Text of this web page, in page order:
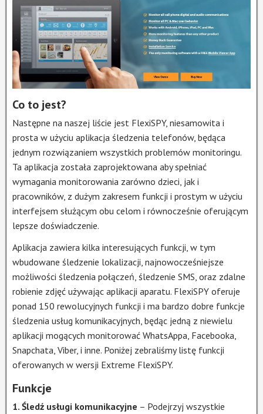
Co to jest?
Następne na naszej liście jest FlexiSPY, niesamowita i
prosta w użyciu aplikacja śledzenia telefonów, będąca
jednym rozwiązaniem wszystkich problemów monitoringu.
Ta aplikacja została zaprojektowana aby spełniać
wymagania monitorowania zarówno dzieci, jak i
pracowników, z dużym zakresem funkcji i prostym w użyciu
interfejsem służącym obu celom i równocześnie oferującym
lepsze doświadczenie.
Aplikacja zawiera kilka interesujących funkcji, w tym
wbudowane śledzenie lokalizacji, najnowocześniejsze
możliwości śledzenia połączeń, śledzenie SMS, oraz zdalne
robienie zdjęć używając aplikacji aparatu. FlexiSPY oferuje
ponad 150 rewolucyjnych funkcji i ma bardzo dobre funkcje
śledzenia usług komunikacyjnych, będąc jedną z niewielu
aplikacji mogących monitorować WhatsAppa, Facebooka,
Snapchata, Viber, i inne. Poniżej zebraliśmy listę funkcji
oferowanych w wersji Extreme FlexiSPY.
Funkcje
1. Śledź usługi komunikacyjne – Podejrzyj wszystkie